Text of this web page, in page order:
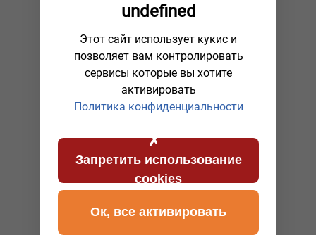
undefined
Этот сайт использует кукис и
позволяет вам контролировать
сервисы которые вы хотите
активировать
Политика конфиденциальности
Запретить использование
cookies
Ок, все активировать